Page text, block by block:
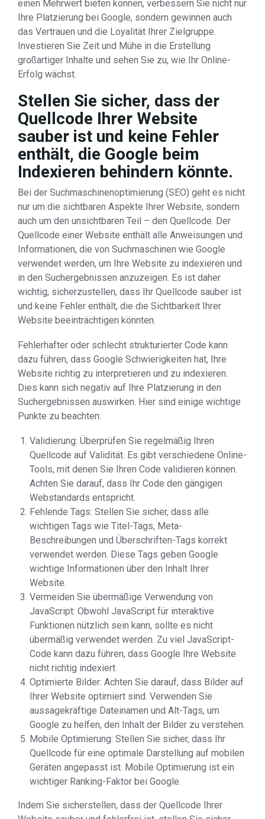
einen Mehrwert bieten können, verbessern Sie nicht nur
Ihre Platzierung bei Google, sondern gewinnen auch
das Vertrauen und die Loyalität Ihrer Zielgruppe.
Investieren Sie Zeit und Mühe in die Erstellung
großartiger Inhalte und sehen Sie zu, wie Ihr Online-
Erfolg wächst.
Stellen Sie sicher, dass der
Quellcode Ihrer Website
sauber ist und keine Fehler
enthält, die Google beim
Indexieren behindern könnte.
Bei der Suchmaschinenoptimierung (SEO) geht es nicht
nur um die sichtbaren Aspekte Ihrer Website, sondern
auch um den unsichtbaren Teil – den Quellcode. Der
Quellcode einer Website enthält alle Anweisungen und
Informationen, die von Suchmaschinen wie Google
verwendet werden, um Ihre Website zu indexieren und
in den Suchergebnissen anzuzeigen. Es ist daher
wichtig, sicherzustellen, dass Ihr Quellcode sauber ist
und keine Fehler enthält, die die Sichtbarkeit Ihrer
Website beeinträchtigen könnten.
Fehlerhafter oder schlecht strukturierter Code kann
dazu führen, dass Google Schwierigkeiten hat, Ihre
Website richtig zu interpretieren und zu indexieren.
Dies kann sich negativ auf Ihre Platzierung in den
Suchergebnissen auswirken. Hier sind einige wichtige
Punkte zu beachten:
Validierung: Überprüfen Sie regelmäßig Ihren
Quellcode auf Validität. Es gibt verschiedene Online-
Tools, mit denen Sie Ihren Code validieren können.
Achten Sie darauf, dass Ihr Code den gängigen
Webstandards entspricht.
Fehlende Tags: Stellen Sie sicher, dass alle
wichtigen Tags wie Titel-Tags, Meta-
Beschreibungen und Überschriften-Tags korrekt
verwendet werden. Diese Tags geben Google
wichtige Informationen über den Inhalt Ihrer
Website.
Vermeiden Sie übermäßige Verwendung von
JavaScript: Obwohl JavaScript für interaktive
Funktionen nützlich sein kann, sollte es nicht
übermäßig verwendet werden. Zu viel JavaScript-
Code kann dazu führen, dass Google Ihre Website
nicht richtig indexiert.
Optimierte Bilder: Achten Sie darauf, dass Bilder auf
Ihrer Website optimiert sind. Verwenden Sie
aussagekräftige Dateinamen und Alt-Tags, um
Google zu helfen, den Inhalt der Bilder zu verstehen.
Mobile Optimierung: Stellen Sie sicher, dass Ihr
Quellcode für eine optimale Darstellung auf mobilen
Geräten angepasst ist. Mobile Optimierung ist ein
wichtiger Ranking-Faktor bei Google.
Indem Sie sicherstellen, dass der Quellcode Ihrer